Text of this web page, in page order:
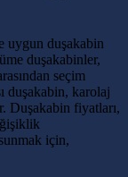
uygun duşakabin
duşakabinler,
seçim
duşakabin, karolaj
Duşakabin fiyatları,
için,